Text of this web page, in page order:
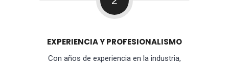
EXPERIENCIA Y PROFESIONALISMO
Con años de experiencia en la industria,